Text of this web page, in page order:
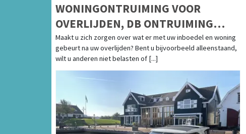
WONINGONTRUIMING VOOR
OVERLIJDEN, DB ONTRUIMING
HELPT
Maakt u zich zorgen over wat er met uw inboedel en woning
gebeurt na uw overlijden? Bent u bijvoorbeeld alleenstaand,
wilt u anderen niet belasten of [...]